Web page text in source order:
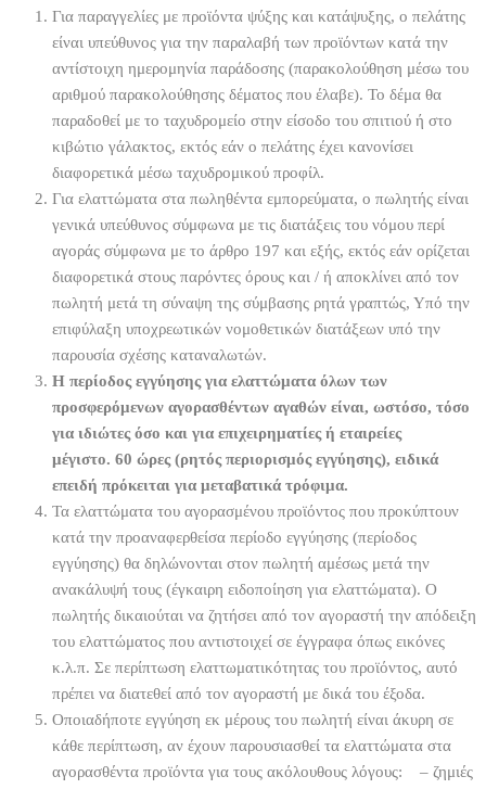
Για παραγγελίες με προϊόντα ψύξης και κατάψυξης, ο πελάτης
είναι υπεύθυνος για την παραλαβή των προϊόντων κατά την
αντίστοιχη ημερομηνία παράδοσης (παρακολούθηση μέσω του
αριθμού παρακολούθησης δέματος που έλαβε). Το δέμα θα
παραδοθεί με το ταχυδρομείο στην είσοδο του σπιτιού ή στο
κιβώτιο γάλακτος, εκτός εάν ο πελάτης έχει κανονίσει
διαφορετικά μέσω ταχυδρομικού προφίλ.
Για ελαττώματα στα πωληθέντα εμπορεύματα, ο πωλητής είναι
γενικά υπεύθυνος σύμφωνα με τις διατάξεις του νόμου περί
αγοράς σύμφωνα με το άρθρο 197 και εξής, εκτός εάν ορίζεται
διαφορετικά στους παρόντες όρους και / ή αποκλίνει από τον
πωλητή μετά τη σύναψη της σύμβασης ρητά γραπτώς, Υπό την
επιφύλαξη υποχρεωτικών νομοθετικών διατάξεων υπό την
παρουσία σχέσης καταναλωτών.
Η περίοδος εγγύησης για ελαττώματα όλων των
προσφερόμενων αγορασθέντων αγαθών είναι, ωστόσο, τόσο
για ιδιώτες όσο και για επιχειρηματίες ή εταιρείες
μέγιστο. 60 ώρες (ρητός περιορισμός εγγύησης), ειδικά
επειδή πρόκειται για μεταβατικά τρόφιμα.
Τα ελαττώματα του αγορασμένου προϊόντος που προκύπτουν
κατά την προαναφερθείσα περίοδο εγγύησης (περίοδος
εγγύησης) θα δηλώνονται στον πωλητή αμέσως μετά την
ανακάλυψή τους (έγκαιρη ειδοποίηση για ελαττώματα). Ο
πωλητής δικαιούται να ζητήσει από τον αγοραστή την απόδειξη
του ελαττώματος που αντιστοιχεί σε έγγραφα όπως εικόνες
κ.λ.π. Σε περίπτωση ελαττωματικότητας του προϊόντος, αυτό
πρέπει να διατεθεί από τον αγοραστή με δικά του έξοδα.
Οποιαδήποτε εγγύηση εκ μέρους του πωλητή είναι άκυρη σε
κάθε περίπτωση, αν έχουν παρουσιασθεί τα ελαττώματα στα
αγορασθέντα προϊόντα για τους ακόλουθους λόγους: – ζημιές